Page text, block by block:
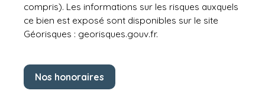
compris). Les informations sur les risques auxquels
ce bien est exposé sont disponibles sur le site
Géorisques : georisques.gouv.fr.
Nos honoraires